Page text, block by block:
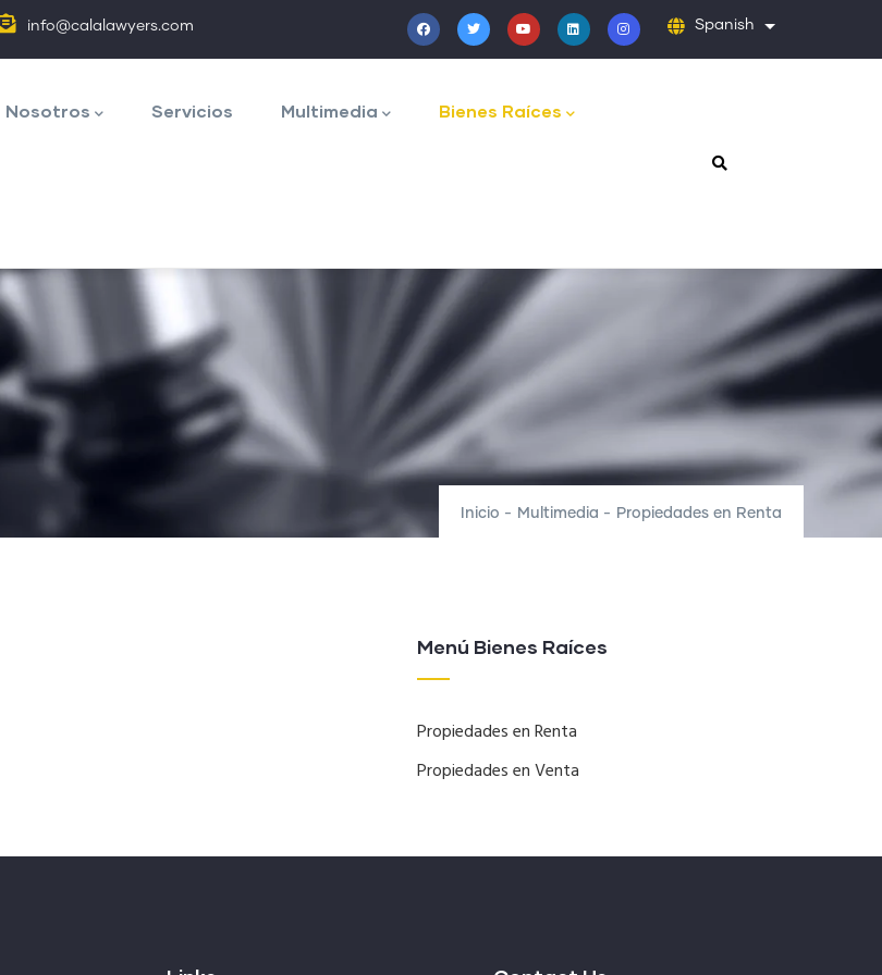
info@calalawyers.com Spanish Lista
Nosotros Servicios Multimedia Bienes Raíces
Inicio - Multimedia - Propiedades en Renta
Menú Bienes Raíces
Propiedades en Renta
Propiedades en Venta